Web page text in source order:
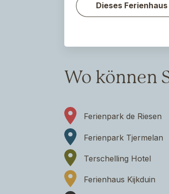
Dieses
Wo können
Ferienpark de Riesen
Ferienpark Tjermelan
Terschelling Hotel
Ferienhaus Kijkduin